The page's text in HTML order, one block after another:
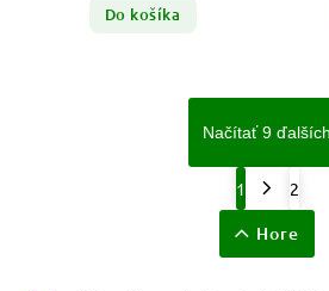
Do košíka
Načítať 9 ďalších
1 2
Hore